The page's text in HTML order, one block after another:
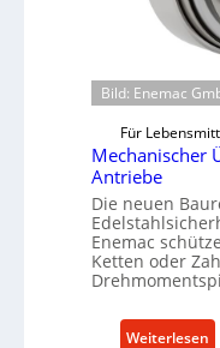
Bild: Enemac
Für
Mechanischer
Antriebe
Die neuen
Enemac
Ketten oder
Weiterlesen